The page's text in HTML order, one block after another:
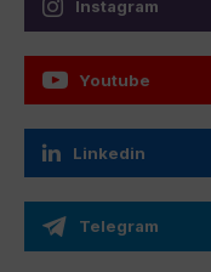
Instagram
Youtube
Linkedin
Telegram